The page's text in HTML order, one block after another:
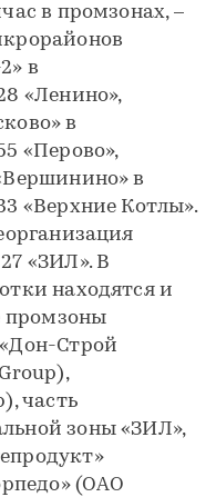
в промзонах, –
в
«Ленино»,
в
«Перово»,
в
«Верхние Котлы».
«ЗИЛ». В
находятся и
промзоны
Строй
часть
зоны «ЗИЛ»,
(ОАО